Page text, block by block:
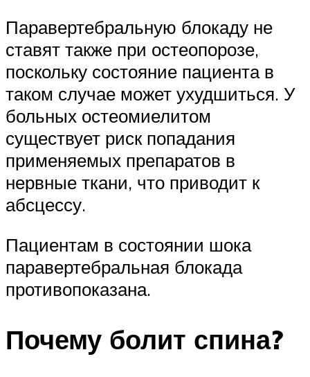
Паравертебральную блокаду не
ставят также при остеопорозе,
поскольку состояние пациента в
таком случае может ухудшиться. У
больных остеомиелитом
существует риск попадания
применяемых препаратов в
нервные ткани, что приводит к
абсцессу.
Пациентам в состоянии шока
паравертебральная блокада
противопоказана.
Почему болит спина?